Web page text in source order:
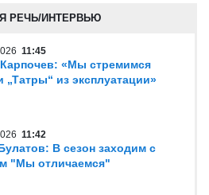
РЕЧЬ/ИНТЕРВЬЮ
11:45
«Мы стремимся
„Татры“ из эксплуатации»
11:42
В сезон заходим с
"Мы отличаемся"